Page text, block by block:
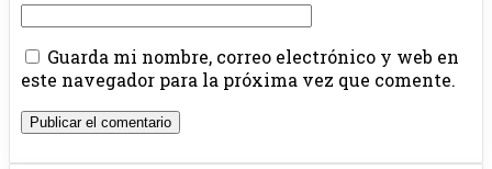
Guarda mi nombre, correo electrónico y web en
este navegador para la próxima vez que comente.